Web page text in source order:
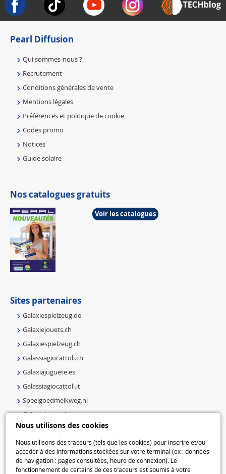
Nous utilisons des cookies
Nous utilisons des traceurs (tels que les cookies) pour inscrire et/ou
accéder à des informations stockées sur votre terminal (ex : données
de navigation : pages consultées, heure de connexion). Le
fonctionnement de certains de ces traceurs est soumis à votre
Pearl Diffusion
Qui sommes-nous ?
Recrutement
Conditions générales de vente
Mentions légales
Préférences et politique de cookie
Codes promo
Notices
Guide solaire
Nos catalogues gratuits
Voir les catalogues
Sites partenaires
Galaxiespielzeug.de
Galaxiejouets.ch
Galaxiespielzeug.ch
Galassiagiocattoli.ch
Galaxiajuguete.es
Galassiagiocattoli.it
Speelgoedmelkweg.nl
Galaxiejouets.be
Galaxiespielzeug.be
Speelgoedmelkweg.be
Macway.com